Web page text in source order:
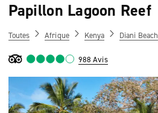
Papillon Lagoon Reef
Toutes Afrique Kenya Diani Beach
988 Avis